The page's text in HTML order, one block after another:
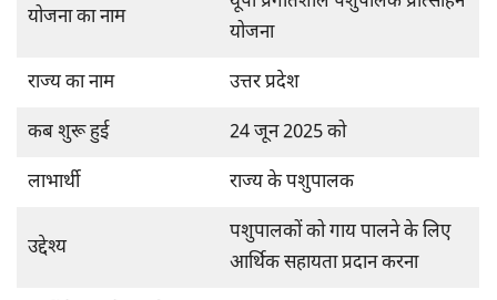
योजना का नाम
योजना
राज्य का नाम उत्तर प्रदेश
कब शुरू हुई 24 जून 2025 को
लाभार्थी राज्य के पशुपालक
उद्देश्य
पशुपालकों को गाय पालने के लिए
आर्थिक सहायता प्रदान करना